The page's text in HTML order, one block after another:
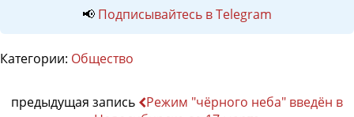
📢 Подписывайтесь в Telegram
Категории: Общество
предыдущая запись
Режим "чёрного неба" введён в